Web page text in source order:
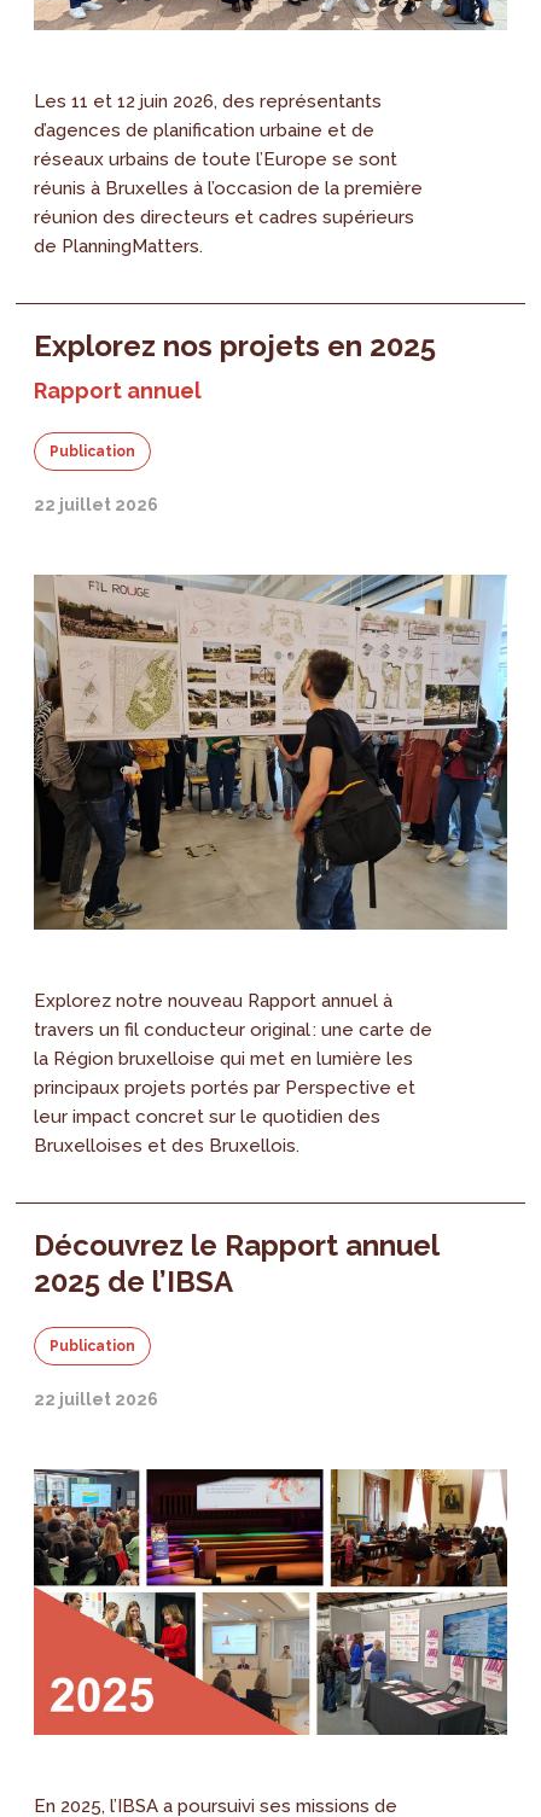
Les 11 et 12 juin 2026, des représentants
d’agences de planification urbaine et de
réseaux urbains de toute l’Europe se sont
réunis à Bruxelles à l’occasion de la première
réunion des directeurs et cadres supérieurs
de PlanningMatters.
Explorez nos projets en 2025
Rapport annuel
Publication
22 juillet 2026
Explorez notre nouveau Rapport annuel à
travers un fil conducteur original : une carte de
la Région bruxelloise qui met en lumière les
principaux projets portés par Perspective et
leur impact concret sur le quotidien des
Bruxelloises et des Bruxellois.
Découvrez le Rapport annuel
2025 de l’IBSA
Publication
22 juillet 2026
En 2025, l’IBSA a poursuivi ses missions de